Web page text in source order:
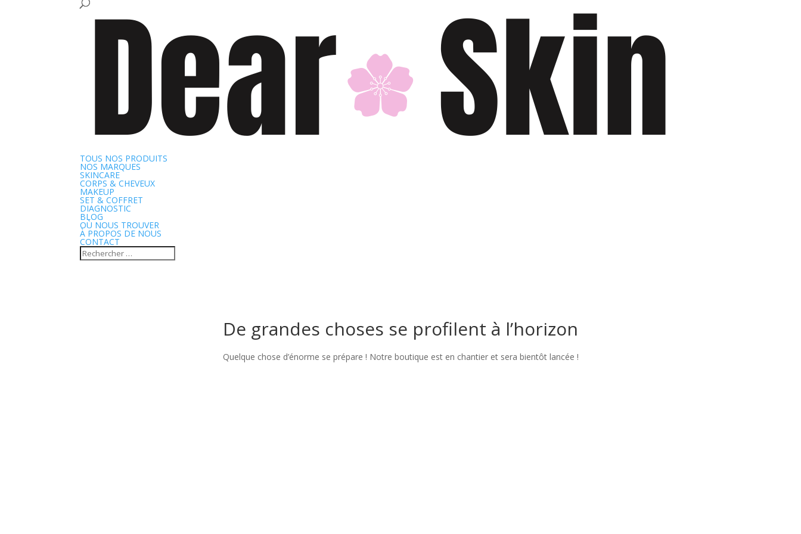
TOUS NOS PRODUITS
NOS MARQUES
SKINCARE
CORPS & CHEVEUX
MAKEUP
SET & COFFRET
DIAGNOSTIC
BLOG
OÙ NOUS TROUVER
À PROPOS DE NOUS
CONTACT
De grandes choses se profilent à l’horizon
Quelque chose d’énorme se prépare ! Notre boutique est en chantier et sera bientôt lancée !